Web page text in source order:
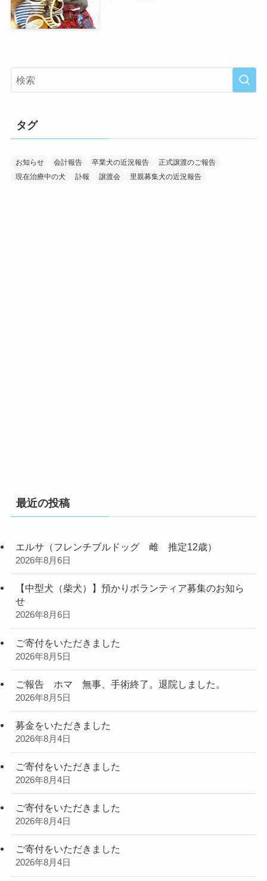
タグ
お知らせ 会計報告 卒業犬の近況報告
正式譲渡のご報告
現在治療中の犬
訃報 譲渡会 里親募集犬の近況報告
最近の投稿
エルサ（フレンチブルドッグ 雌 推定12歳）
2026年8月6日
【中型犬（柴犬）】預かりボランティア募集のお知ら
せ
2026年8月6日
ご寄付をいただきました
2026年8月5日
ご報告 ホマ 無事、手術終了。退院しました。
2026年8月5日
募金をいただきました
2026年8月4日
ご寄付をいただきました
2026年8月4日
ご寄付をいただきました
2026年8月4日
ご寄付をいただきました
2026年8月4日